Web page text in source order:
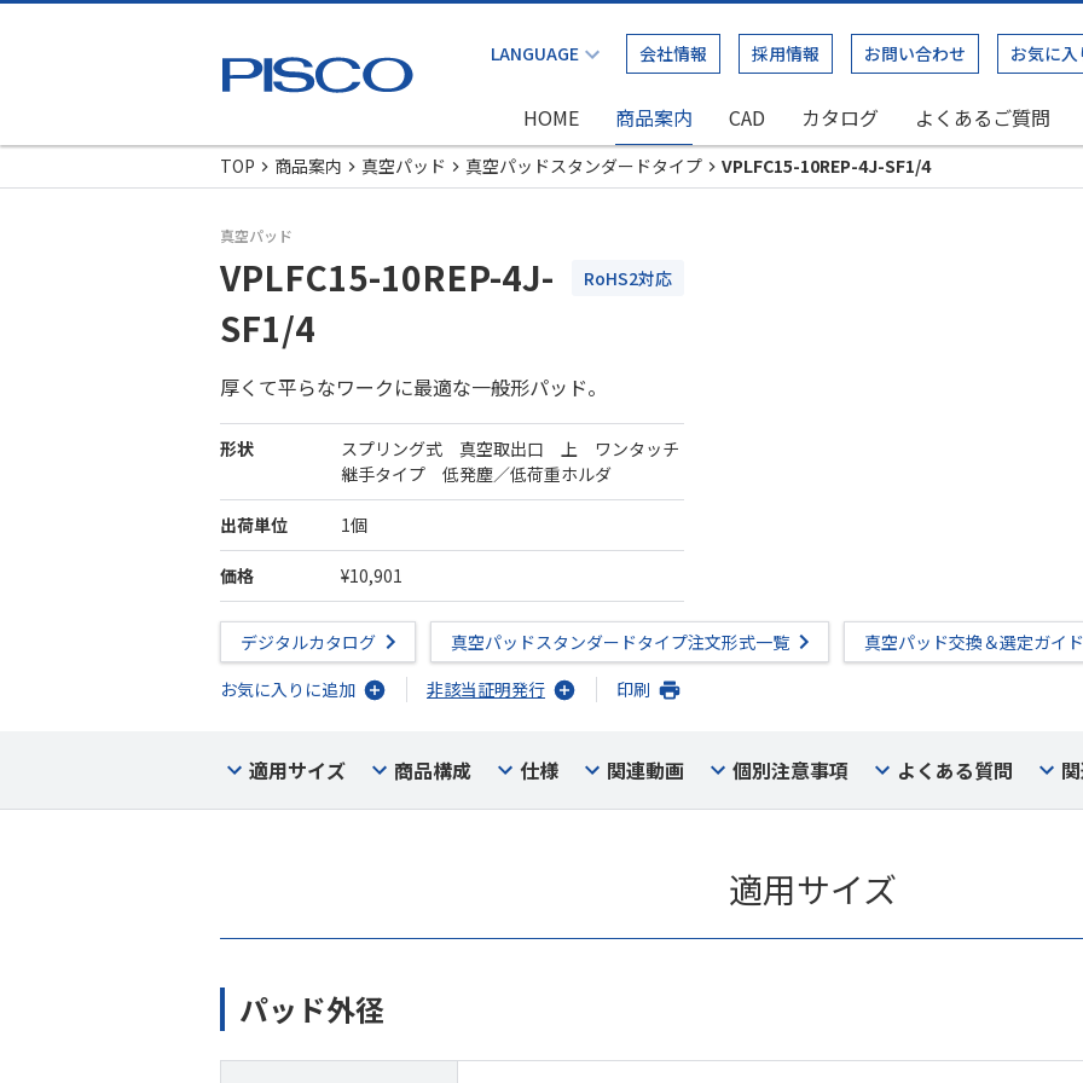
会社情報 採用情報 お問い合わせ お気に入
HOME 商品案内 CAD カタログ よくあるご質問
TOP
商品案内 真空パッド 真空パッドスタンダードタイプ VPLFC15-10REP-4J-SF1/4
真空パッド
VPLFC15-10REP-4J-
SF1/4
RoHS2対応
厚くて平らなワークに最適な一般形パッド。
形状
スプリング式 真空取出口 上 ワンタッチ
継手タイプ 低発塵／低荷重ホルダ
出荷単位 1個
価格 ¥10,901
デジタルカタログ 真空パッドスタンダードタイプ注文形式一覧
真空パッド交換＆選定ガイド
お気に入りに追加
非該当証明発行 印刷
適用サイズ 商品構成 仕様 関連動画 個別注意事項 よくある質問
適用サイズ
パッド外径